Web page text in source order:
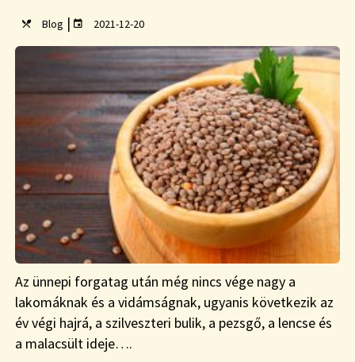
Blog | 2021-12-20
Az ünnepi forgatag után még nincs vége nagy a
lakomáknak és a vidámságnak, ugyanis következik az
év végi hajrá, a szilveszteri bulik, a pezsgő, a lencse és
a malacsült ideje….